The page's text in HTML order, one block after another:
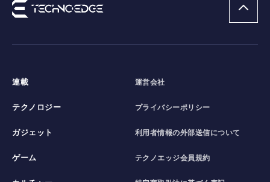
連載
テクノロジー
ガジェット
ゲーム
運営会社
プライバシーポリシー
利用者情報の外部送信について
テクノエッジ会員規約